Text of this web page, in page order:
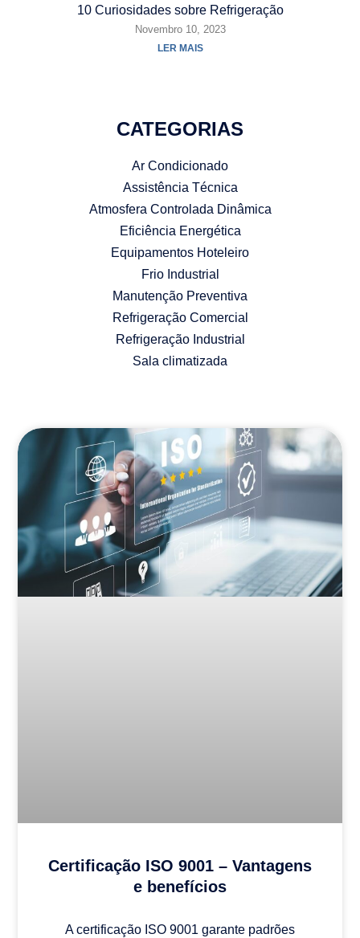
10 Curiosidades sobre Refrigeração
Novembro 10, 2023
LER MAIS
CATEGORIAS
Ar Condicionado
Assistência Técnica
Atmosfera Controlada Dinâmica
Eficiência Energética
Equipamentos Hoteleiro
Frio Industrial
Manutenção Preventiva
Refrigeração Comercial
Refrigeração Industrial
Sala climatizada
AR CONDICIONADO
Certificação ISO 9001 – Vantagens
e benefícios
A certificação ISO 9001 garante padrões